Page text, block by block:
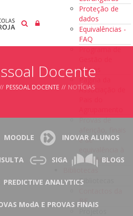
Proteção de
dados
Equivalências -
FAQ
Programa de
Alunos
Página da
Associação de
Provas de
e de
frequência
Bibliotecas
Bibliotecas
BE
Docente
// PESSOAL DOCENTE // NOTÍCIAS
MOODLE INOVAR ALUNOS
SIGA BLOGS
PREDICTIVE ANALYTICS
ModA E PROVAS FINAIS